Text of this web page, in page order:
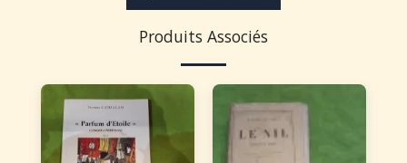
Produits Associés